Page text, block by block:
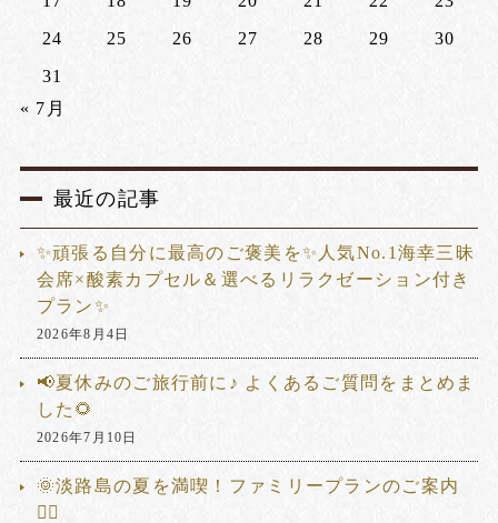
24
25 26 27 28 29
30
31
« 7月
最近の記事
✨頑張る自分に最高のご褒美を✨人気No.1海幸三昧
会席×酸素カプセル＆選べるリラクゼーション付き
プラン✨
2026年8月4日
📢夏休みのご旅行前に♪ よくあるご質問をまとめま
した🌻
2026年7月10日
🌞淡路島の夏を満喫！ファミリープランのご案内
🏊‍♂️